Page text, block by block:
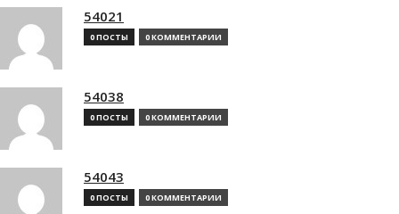
54021
0 ПОСТЫ 0 КОММЕНТАРИИ
54038
0 ПОСТЫ 0 КОММЕНТАРИИ
54043
0 ПОСТЫ 0 КОММЕНТАРИИ